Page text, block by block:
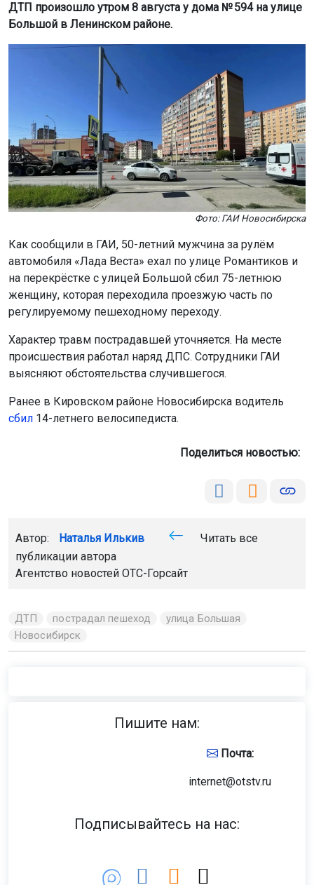
ДТП произошло утром 8 августа у дома № 594 на улице
Большой в Ленинском районе.
Фото: ГАИ Новосибирска
Как сообщили в ГАИ, 50-летний мужчина за рулём
автомобиля «Лада Веста» ехал по улице Романтиков и
на перекрёстке с улицей Большой сбил 75-летнюю
женщину, которая переходила проезжую часть по
регулируемому пешеходному переходу.
Характер травм пострадавшей уточняется. На месте
происшествия работал наряд ДПС. Сотрудники ГАИ
выясняют обстоятельства случившегося.
Ранее в Кировском районе Новосибирска водитель
сбил 14-летнего велосипедиста.
Поделиться новостью:
Автор: Наталья Илькив
Читать все
публикации автора
Агентство новостей ОТС-Горсайт
ДТП пострадал пешеход
улица Большая
Новосибирск
Пишите нам:
Почта:
internet@otstv.ru
Подписывайтесь на нас: